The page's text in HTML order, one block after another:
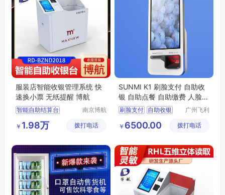
服装店智能收银管理系统 快
速换小票 无纸提醒 博航
智能自助结算台
智能结算台
自助女装收银台
南京博航
公司
￥ 1.98万 拨打电话
SUNMI K1 刷脸支付 自助收
银 自助点餐 自助缴费 人脸实
名制核验
刷脸支付 自助收银
人脸实名制核验
广州飞利
有限公司
￥ 6500.00 拨打电话